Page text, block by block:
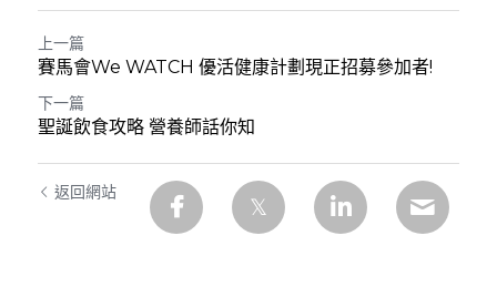
上一篇
賽馬會We WATCH 優活健康計劃現正招募參加者!
下一篇
聖誕飲食攻略 營養師話你知
返回網站